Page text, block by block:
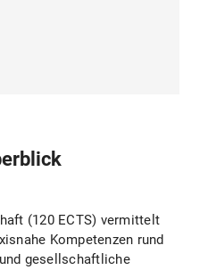
(120 ECTS) vermittelt
Kompetenzen rund
gesellschaftliche